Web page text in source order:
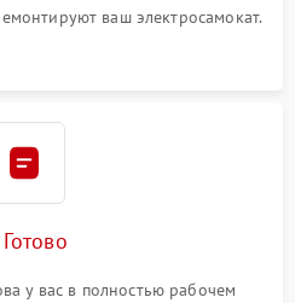
ваш электросамокат.
у вас в полностью рабочем